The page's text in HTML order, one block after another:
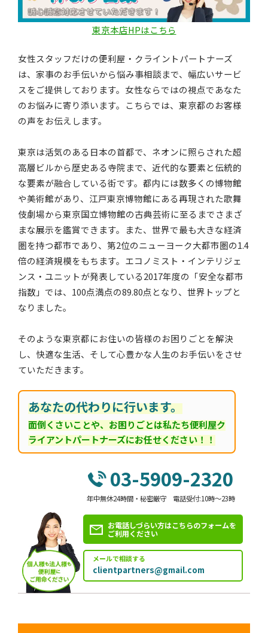
東京本店HPはこちら
女性スタッフだけの便利屋・クライントパートナーズ
は、家事のお手伝いから悩み事相談まで、幅広いサービ
スをご提供しております。女性ならではの視点であなた
のお悩みに寄り添います。こちらでは、東京都のお客様
の声をお伝えします。
東京は活気のある日本の首都で、ネオンに照らされた超
高層ビルから歴史ある寺院まで、近代的な要素と伝統的
な要素が融合している街です。都内には数多くの博物館
や美術館があり、江戸東京博物館にある再現された歌舞
伎劇場から東京国立博物館の古典芸術に至るまでさまざ
まな展示を鑑賞できます。また、世界で最も大きな経済
圏を持つ都市であり、第2位のニューヨーク大都市圏の1.4
倍の経済規模をもちます。エコノミスト・インテリジェ
ンス・ユニットが発表している2017年度の「安全な都市
指数」では、100点満点の89.80点となり、世界トップと
なりました。
そのような東京都にお住いの皆様のお困りごとを解決
し、快適な生活、そして心豊かな人生のお手伝いをさせ
ていただきます。
あなたの代わりに行います。
面倒くさいことや、お困りごとは私たち便利屋ク
ライアントパートナーズにお任せください！！
03-5909-2320
年中無休24時間・秘密厳守 電話受付:10時～23時
お電話しづらい方はこちらのフォームを
ご利用ください
メールで相談する
clientpartners@gmail.com